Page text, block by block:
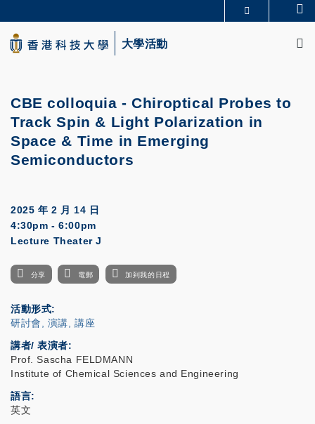
to
main
content
生活@科大
大學活動
CBE colloquia - Chiroptical Probes to
Track Spin & Light Polarization in
Space & Time in Emerging
Semiconductors
2025 年 2 月 14 日
4:30pm - 6:00pm
Lecture Theater J
分享 電郵 加到我的日程
活動形式
研討會, 演講, 講座
講者/ 表演者:
Prof. Sascha FELDMANN
Institute of Chemical Sciences and Engineering
語言
英文